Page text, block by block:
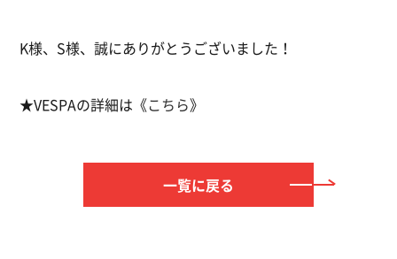
K様、S様、誠にありがとうございました！
★VESPAの詳細は《こちら》
一覧に戻る